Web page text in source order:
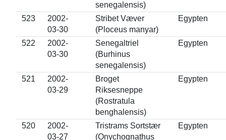
senegalensis)
523
2002-
03-30
Stribet Væver
(Ploceus manyar)
Egypten
522
2002-
03-30
Senegaltriel
(Burhinus
senegalensis)
Egypten
521
2002-
03-29
Broget
Riksesneppe
(Rostratula
benghalensis)
Egypten
520
2002-
03-27
Tristrams Sortstær
(Onychognathus
Egypten